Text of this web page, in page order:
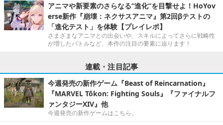
アニマや新要素のさらなる“進化”を目撃せよ！HoYov
erse新作『崩壊：ネクサスアニマ』第2回βテストの
「進化テスト」を体験【プレイレポ】
さまざまなアニマとの出会いや、スキルによってさらに戦略性
が増したバトルなど、本作の注目の要素に迫ります！
連載・注目記事
今週発売の新作ゲーム『Beast of Reincarnation』
『MARVEL Tōkon: Fighting Souls』『ファイナルフ
ァンタジーXIV』他
今週発売の新作ゲームはこちら。